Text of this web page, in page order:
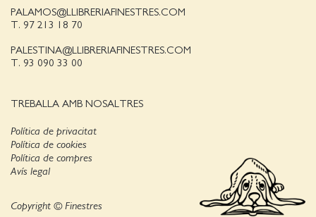
PALAMOS@LLIBRERIAFINESTRES.COM
T. 97 213 18 70
PALESTINA@LLIBRERIAFINESTRES.COM
T. 93 090 33 00
TREBALLA AMB NOSALTRES
Política de privacitat
Política de cookies
Avís legal
Política de compres
Copyright © Finestres